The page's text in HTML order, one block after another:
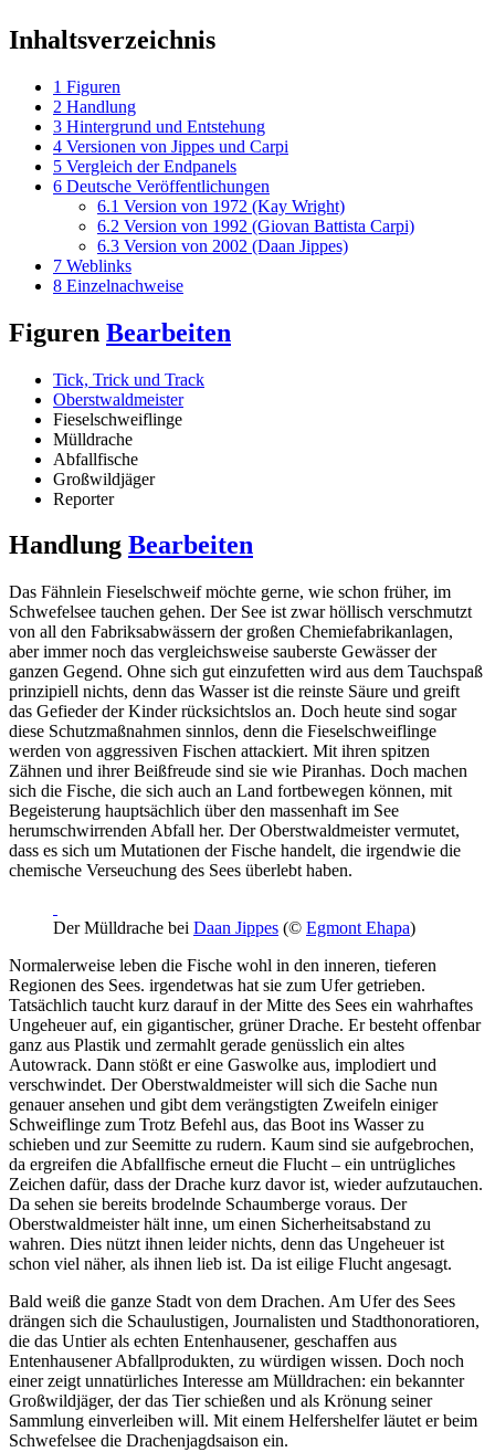
Inhaltsverzeichnis
1 Figuren
2 Handlung
3 Hintergrund und Entstehung
4 Versionen von Jippes und Carpi
5 Vergleich der Endpanels
6 Deutsche Veröffentlichungen
6.1 Version von 1972 (Kay Wright)
6.2 Version von 1992 (Giovan Battista Carpi)
6.3 Version von 2002 (Daan Jippes)
7 Weblinks
8 Einzelnachweise
Figuren Bearbeiten
Tick, Trick und Track
Oberstwaldmeister
Fieselschweiflinge
Mülldrache
Abfallfische
Großwildjäger
Reporter
Handlung Bearbeiten
Das Fähnlein Fieselschweif möchte gerne, wie schon früher, im
Schwefelsee tauchen gehen. Der See ist zwar höllisch verschmutzt
von all den Fabriksabwässern der großen Chemiefabrikanlagen,
aber immer noch das vergleichsweise sauberste Gewässer der
ganzen Gegend. Ohne sich gut einzufetten wird aus dem Tauchspaß
prinzipiell nichts, denn das Wasser ist die reinste Säure und greift
das Gefieder der Kinder rücksichtslos an. Doch heute sind sogar
diese Schutzmaßnahmen sinnlos, denn die Fieselschweiflinge
werden von aggressiven Fischen attackiert. Mit ihren spitzen
Zähnen und ihrer Beißfreude sind sie wie Piranhas. Doch machen
sich die Fische, die sich auch an Land fortbewegen können, mit
Begeisterung hauptsächlich über den massenhaft im See
herumschwirrenden Abfall her. Der Oberstwaldmeister vermutet,
dass es sich um Mutationen der Fische handelt, die irgendwie die
chemische Verseuchung des Sees überlebt haben.
Der Mülldrache bei Daan Jippes (© Egmont Ehapa)
Normalerweise leben die Fische wohl in den inneren, tieferen
Regionen des Sees. irgendetwas hat sie zum Ufer getrieben.
Tatsächlich taucht kurz darauf in der Mitte des Sees ein wahrhaftes
Ungeheuer auf, ein gigantischer, grüner Drache. Er besteht offenbar
ganz aus Plastik und zermahlt gerade genüsslich ein altes
Autowrack. Dann stößt er eine Gaswolke aus, implodiert und
verschwindet. Der Oberstwaldmeister will sich die Sache nun
genauer ansehen und gibt dem verängstigten Zweifeln einiger
Schweiflinge zum Trotz Befehl aus, das Boot ins Wasser zu
schieben und zur Seemitte zu rudern. Kaum sind sie aufgebrochen,
da ergreifen die Abfallfische erneut die Flucht – ein untrügliches
Zeichen dafür, dass der Drache kurz davor ist, wieder aufzutauchen.
Da sehen sie bereits brodelnde Schaumberge voraus. Der
Oberstwaldmeister hält inne, um einen Sicherheitsabstand zu
wahren. Dies nützt ihnen leider nichts, denn das Ungeheuer ist
schon viel näher, als ihnen lieb ist. Da ist eilige Flucht angesagt.
Bald weiß die ganze Stadt von dem Drachen. Am Ufer des Sees
drängen sich die Schaulustigen, Journalisten und Stadthonoratioren,
die das Untier als echten Entenhausener, geschaffen aus
Entenhausener Abfallprodukten, zu würdigen wissen. Doch noch
einer zeigt unnatürliches Interesse am Mülldrachen: ein bekannter
Großwildjäger, der das Tier schießen und als Krönung seiner
Sammlung einverleiben will. Mit einem Helfershelfer läutet er beim
Schwefelsee die Drachenjagdsaison ein.